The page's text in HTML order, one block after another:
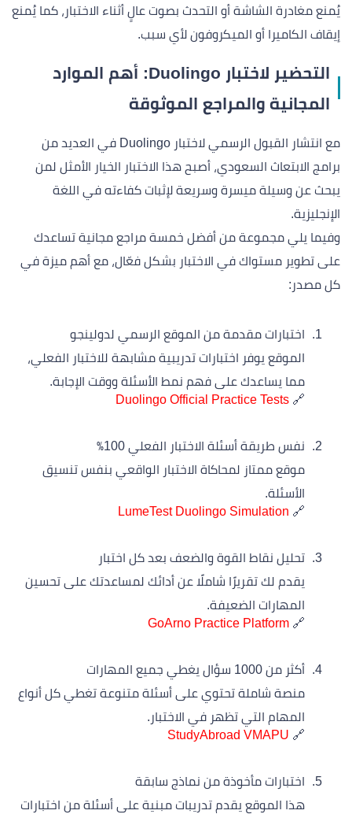
يُمنع مغادرة الشاشة أو التحدث بصوت عالٍ أثناء الاختبار، كما يُمنع
إيقاف الكاميرا أو الميكروفون لأي سبب.
التحضير لاختبار Duolingo: أهم الموارد
المجانية والمراجع الموثوقة
مع انتشار القبول الرسمي لاختبار Duolingo في العديد من
برامج الابتعاث السعودي، أصبح هذا الاختبار الخيار الأمثل لمن
يبحث عن وسيلة ميسرة وسريعة لإثبات كفاءته في اللغة
الإنجليزية.
وفيما يلي مجموعة من أفضل خمسة مراجع مجانية تساعدك
على تطوير مستواك في الاختبار بشكل فعّال، مع أهم ميزة في
كل مصدر:
اختبارات مقدمة من الموقع الرسمي لدولينجو
الموقع يوفر اختبارات تدريبية مشابهة للاختبار الفعلي،
مما يساعدك على فهم نمط الأسئلة ووقت الإجابة.
🔗
Duolingo Official Practice Tests
نفس طريقة أسئلة الاختبار الفعلي 100٪
موقع ممتاز لمحاكاة الاختبار الواقعي بنفس تنسيق
الأسئلة.
🔗
LumeTest Duolingo Simulation
تحليل نقاط القوة والضعف بعد كل اختبار
يقدم لك تقريرًا شاملًا عن أدائك لمساعدتك على تحسين
المهارات الضعيفة.
🔗
GoArno Practice Platform
أكثر من 1000 سؤال يغطي جميع المهارات
منصة شاملة تحتوي على أسئلة متنوعة تغطي كل أنواع
المهام التي تظهر في الاختبار.
🔗
StudyAbroad VMAPU
اختبارات مأخوذة من نماذج سابقة
هذا الموقع يقدم تدريبات مبنية على أسئلة من اختبارات